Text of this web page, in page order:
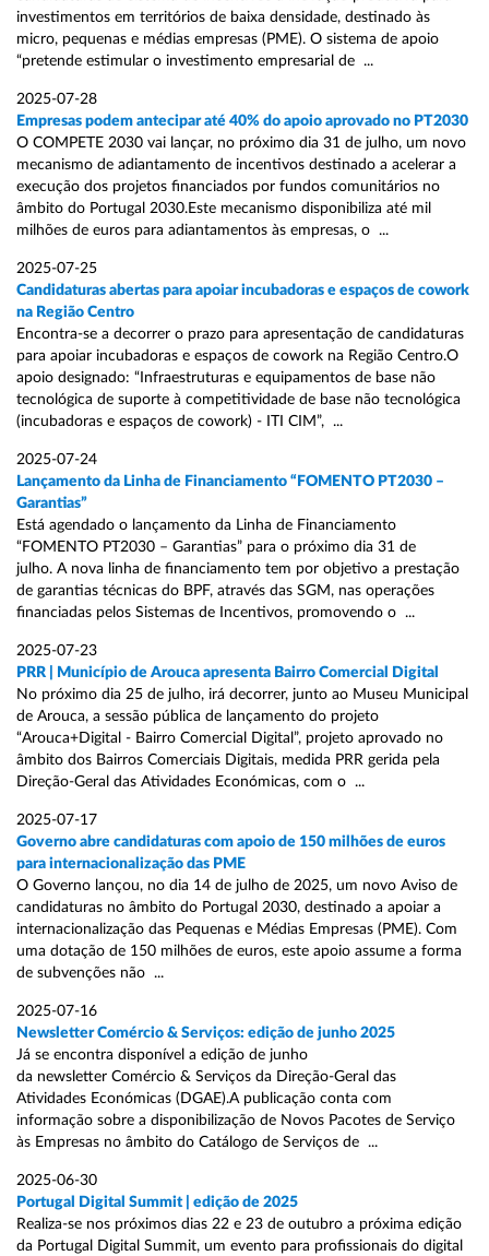
investimentos em territórios de baixa densidade, destinado às
micro, pequenas e médias empresas (PME). O sistema de apoio
“pretende estimular o investimento empresarial de ...
2025-07-28
Empresas podem antecipar até 40% do apoio aprovado no PT2030
O COMPETE 2030 vai lançar, no próximo dia 31 de julho, um novo
mecanismo de adiantamento de incentivos destinado a acelerar a
execução dos projetos financiados por fundos comunitários no
âmbito do Portugal 2030.Este mecanismo disponibiliza até mil
milhões de euros para adiantamentos às empresas, o ...
2025-07-25
Candidaturas abertas para apoiar incubadoras e espaços de cowork
na Região Centro
Encontra-se a decorrer o prazo para apresentação de candidaturas
para apoiar incubadoras e espaços de cowork na Região Centro.O
apoio designado: “Infraestruturas e equipamentos de base não
tecnológica de suporte à competitividade de base não tecnológica
(incubadoras e espaços de cowork) - ITI CIM”, ...
2025-07-24
Lançamento da Linha de Financiamento “FOMENTO PT2030 –
Garantias”
Está agendado o lançamento da Linha de Financiamento
“FOMENTO PT2030 – Garantias” para o próximo dia 31 de
julho. A nova linha de financiamento tem por objetivo a prestação
de garantias técnicas do BPF, através das SGM, nas operações
financiadas pelos Sistemas de Incentivos, promovendo o ...
2025-07-23
PRR | Município de Arouca apresenta Bairro Comercial Digital
No próximo dia 25 de julho, irá decorrer, junto ao Museu Municipal
de Arouca, a sessão pública de lançamento do projeto
“Arouca+Digital - Bairro Comercial Digital”, projeto aprovado no
âmbito dos Bairros Comerciais Digitais, medida PRR gerida pela
Direção-Geral das Atividades Económicas, com o ...
2025-07-17
Governo abre candidaturas com apoio de 150 milhões de euros
para internacionalização das PME
O Governo lançou, no dia 14 de julho de 2025, um novo Aviso de
candidaturas no âmbito do Portugal 2030, destinado a apoiar a
internacionalização das Pequenas e Médias Empresas (PME). Com
uma dotação de 150 milhões de euros, este apoio assume a forma
de subvenções não ...
2025-07-16
Newsletter Comércio & Serviços: edição de junho 2025
Já se encontra disponível a edição de junho
da newsletter Comércio & Serviços da Direção-Geral das
Atividades Económicas (DGAE).A publicação conta com
informação sobre a disponibilização de Novos Pacotes de Serviço
às Empresas no âmbito do Catálogo de Serviços de ...
2025-06-30
Portugal Digital Summit | edição de 2025
Realiza-se nos próximos dias 22 e 23 de outubro a próxima edição
da Portugal Digital Summit, um evento para profissionais do digital